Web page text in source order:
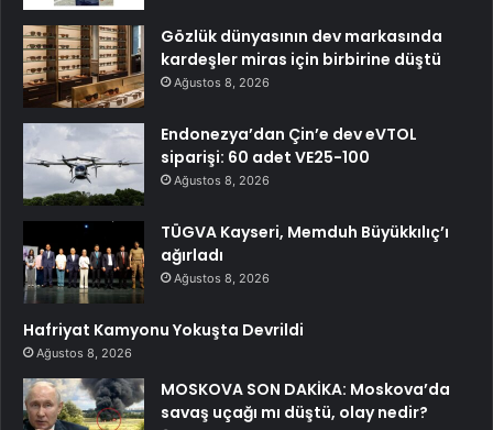
Gözlük dünyasının dev markasında
kardeşler miras için birbirine düştü
Ağustos 8, 2026
Endonezya’dan Çin’e dev eVTOL
siparişi: 60 adet VE25-100
Ağustos 8, 2026
TÜGVA Kayseri, Memduh Büyükkılıç’ı
ağırladı
Ağustos 8, 2026
Hafriyat Kamyonu Yokuşta Devrildi
Ağustos 8, 2026
MOSKOVA SON DAKİKA: Moskova’da
savaş uçağı mı düştü, olay nedir?